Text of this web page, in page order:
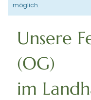
möglich.
Unsere
(OG)
im